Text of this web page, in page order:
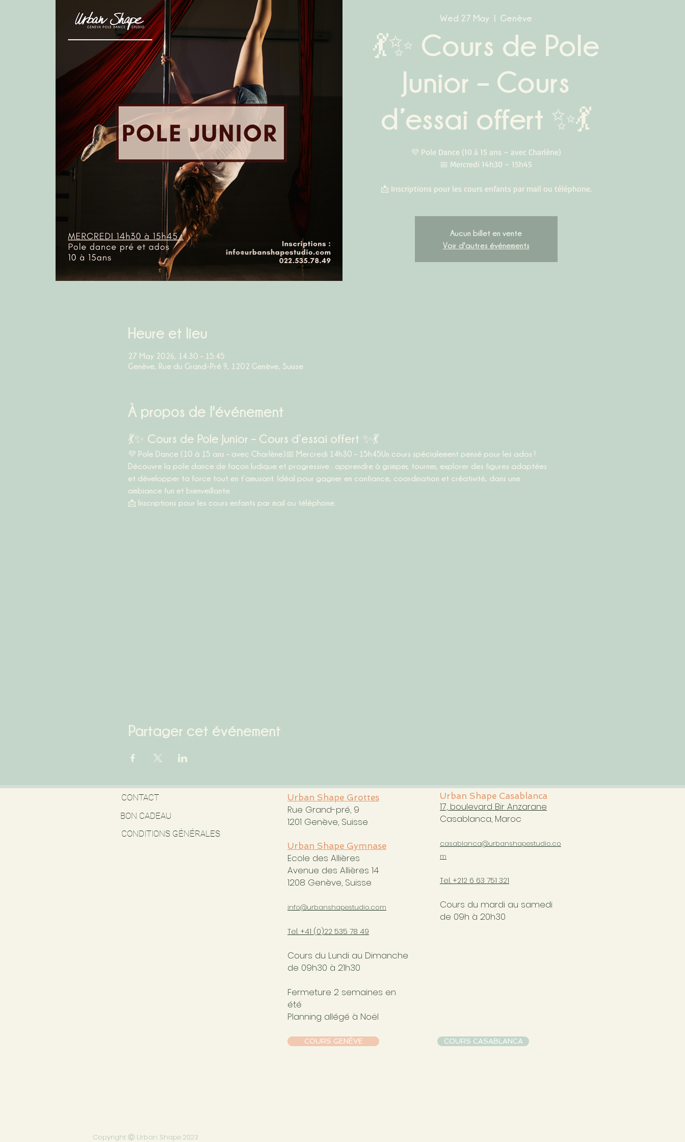
Wed 27 May
  |
Genève
💃✨ Cours de Pole
Junior – Cours
d’essai offert ✨💃
💜 Pole Dance (10 à 15 ans – avec Charlène)
📅 Mercredi 14h30 – 15h45
📩 Inscriptions pour les cours enfants par mail ou téléphone.
Aucun billet en vente
Voir d'autres événements
Heure et lieu
27 May 2026, 14:30 – 15:45
Genève, Rue du Grand-Pré 9, 1202 Genève, Suisse
À propos de l'événement
💃✨ Cours de Pole Junior – Cours d’essai offert ✨💃
💜 Pole Dance (10 à 15 ans – avec Charlène)📅 Mercredi 14h30 – 15h45 Un cours spécialement pensé pour les ados !
Découvre la pole dance de façon ludique et progressive : apprendre à grimper, tourner, explorer des figures adaptées
et développer ta force tout en t’amusant. Idéal pour gagner en confiance, coordination et créativité, dans une
ambiance fun et bienveillante.
📩 Inscriptions pour les cours enfants par mail ou téléphone.
Partager cet événement
CONTACT
BON CADEAU
CONDITIONS GÉNÉRALES
Copyright Ⓒ Urban Shape 2023
Urban Shape Grottes
Rue Grand-pré, 9
1201 Genève, Suisse
Urban Shape Gymnase
Ecole des Allières
Avenue des Allières 14
1208 Genève, Suisse
info@urbanshapestudio.com
Tel. +41 (0)22 535 78 49
Cours du Lundi au Dimanche
de 09h30 à 21h30
Fermeture 2 semaines en
été
Planning allégé à Noël
COURS GENÈVE
Urban Shape Casablanca
17, boulevard Bir Anzarane
Casablanca, Maroc
casablanca@urbanshapestudio.co
m
Tel. +212 6 63 751 321
Cours du mardi au samedi
de 09h à 20h30
COURS CASABLANCA